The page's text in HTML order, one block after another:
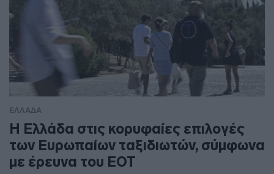
ΕΛΛΑΔΑ
Η Ελλάδα στις κορυφαίες επιλογές
των Ευρωπαίων ταξιδιωτών, σύμφωνα
με έρευνα του ΕΟΤ